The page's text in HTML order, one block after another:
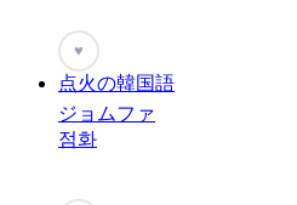
♥
点火の韓国語
ジョムファ
점화